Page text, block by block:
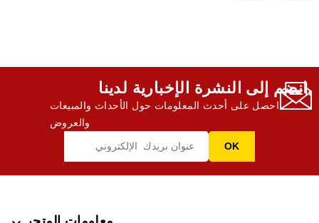
انضم إلى النشرة الإخبارية لدينا,
احصل على أحدث المعلومات حول الأحداث والمبيعات
والعروض